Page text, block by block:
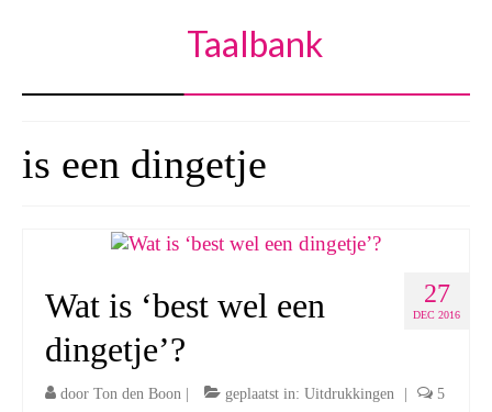
Taalbank
is een dingetje
27
DEC 2016
Wat is ‘best wel een
dingetje’?
door Ton den Boon | geplaatst in: Uitdrukkingen | 5